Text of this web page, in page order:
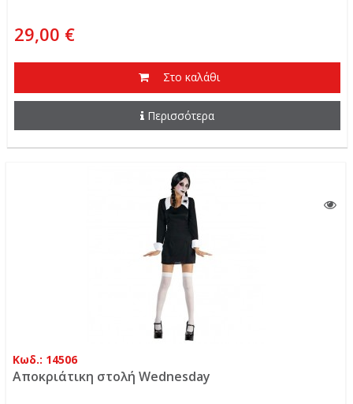
29,00 €
Στο καλάθι
Περισσότερα
Κωδ.: 14506
Αποκριάτικη στολή Wednesday